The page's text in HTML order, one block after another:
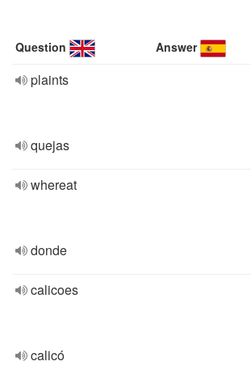
Question Answer
plaints
quejas
whereat
donde
calicoes
calicó